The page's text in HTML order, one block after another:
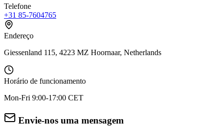
Telefone
+31 85-7604765
Endereço
Giessenland 115, 4223 MZ Hoornaar, Netherlands
Horário de funcionamento
Mon-Fri 9:00-17:00 CET
Envie-nos uma mensagem